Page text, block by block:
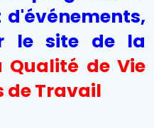
le site de la
Qualité de Vie
de Travail